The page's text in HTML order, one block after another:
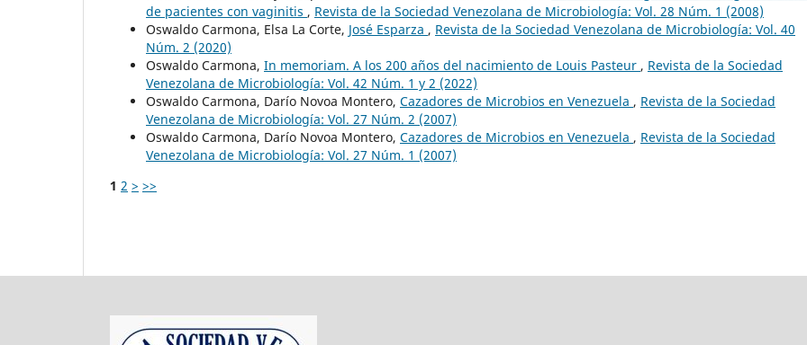
de pacientes con vaginitis , Revista de la Sociedad Venezolana de Microbiología: Vol. 28 Núm. 1 (2008)
Oswaldo Carmona, Elsa La Corte, José Esparza , Revista de la Sociedad Venezolana de Microbiología: Vol. 40
Núm. 2 (2020)
Oswaldo Carmona, In memoriam. A los 200 años del nacimiento de Louis Pasteur , Revista de la Sociedad
Venezolana de Microbiología: Vol. 42 Núm. 1 y 2 (2022)
Oswaldo Carmona, Darío Novoa Montero, Cazadores de Microbios en Venezuela , Revista de la Sociedad
Venezolana de Microbiología: Vol. 27 Núm. 2 (2007)
Oswaldo Carmona, Darío Novoa Montero, Cazadores de Microbios en Venezuela , Revista de la Sociedad
Venezolana de Microbiología: Vol. 27 Núm. 1 (2007)
1 2 > >>